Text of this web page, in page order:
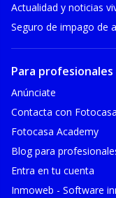
Actualidad y noticias
Seguro de impago de
Para profesionales
Anúnciate
Contacta con Fotocasa
Fotocasa Academy
Blog para
Entra en tu cuenta
Inmoweb - Software